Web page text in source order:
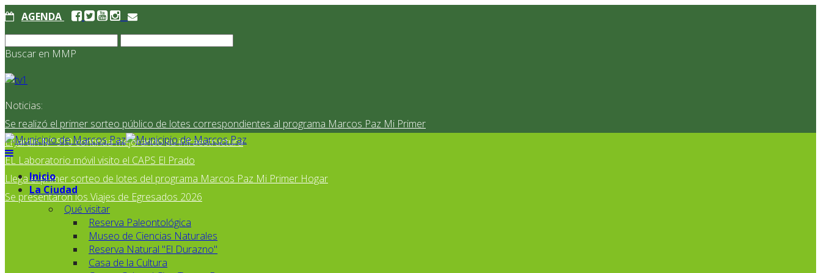
AGENDA
Buscar en MMP
Noticias:
Se realizó el primer sorteo público de lotes correspondientes al programa Marcos Paz Mi Primer
El Jardín N° 910 continúa mejorando su infraestructura
EL Laboratorio móvil visito el CAPS El Prado
Llega el primer sorteo de lotes del programa Marcos Paz Mi Primer Hogar
Se presentaron los Viajes de Egresados 2026
Inicio
La Ciudad
Qué visitar
Reserva Paleontológica
Museo de Ciencias Naturales
Reserva Natural "El Durazno"
Casa de la Cultura